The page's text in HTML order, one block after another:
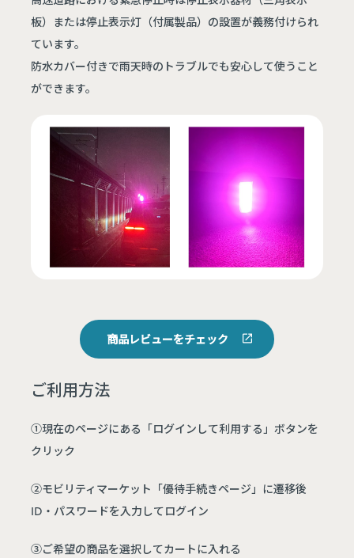
板）または停止表示灯（付属製品）の設置が義務付けられ
ています。
防水カバー付きで雨天時のトラブルでも安心して使うこと
ができます。
商品レビューをチェック
ご利用方法
①現在のページにある「ログインして利用する」ボタンを
クリック
②モビリティマーケット「優待手続きページ」に遷移後
ID・パスワードを入力してログイン
③ご希望の商品を選択してカートに入れる